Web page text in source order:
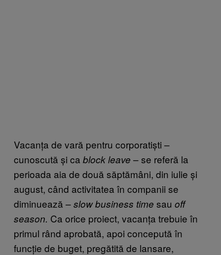
Vacanța de vară pentru corporatiști –
cunoscută și ca block leave – se referă la
perioada aia de două săptămâni, din iulie și
august, când activitatea în companii se
diminuează –slow business time sau off
season. Ca orice proiect, vacanța trebuie în
primul rând aprobată, apoi concepută în
funcție de buget, pregătită de lansare,